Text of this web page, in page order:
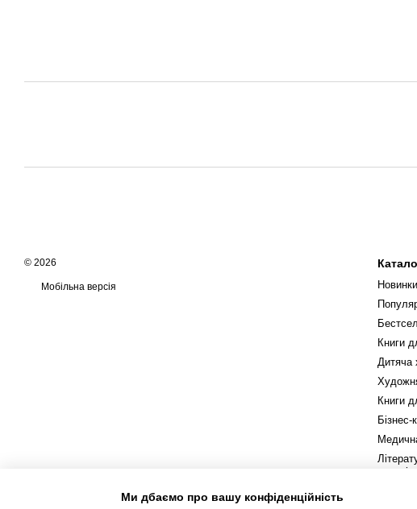
© 2026
Мобільна версія
Новинки
Книги
Дитяча
Книги
Бізнес-
Ми дбаємо про вашу конфіденційність